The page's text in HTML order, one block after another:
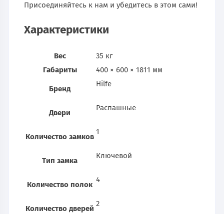
Присоединяйтесь к нам и убедитесь в этом сами!
Характеристики
Вес
35 кг
Габариты
400 × 600 × 1811 мм
Бренд
Hilfe
Двери
Распашные
Количество замков
1
Тип замка
Ключевой
Количество полок
4
Количество дверей
2